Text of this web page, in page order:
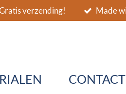
verzending! Made
CONTACT